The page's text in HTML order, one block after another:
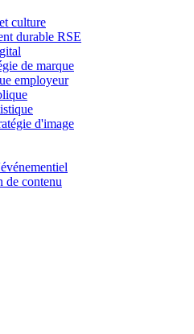
culture
durable RSE
de marque
employeur
d'image
de contenu